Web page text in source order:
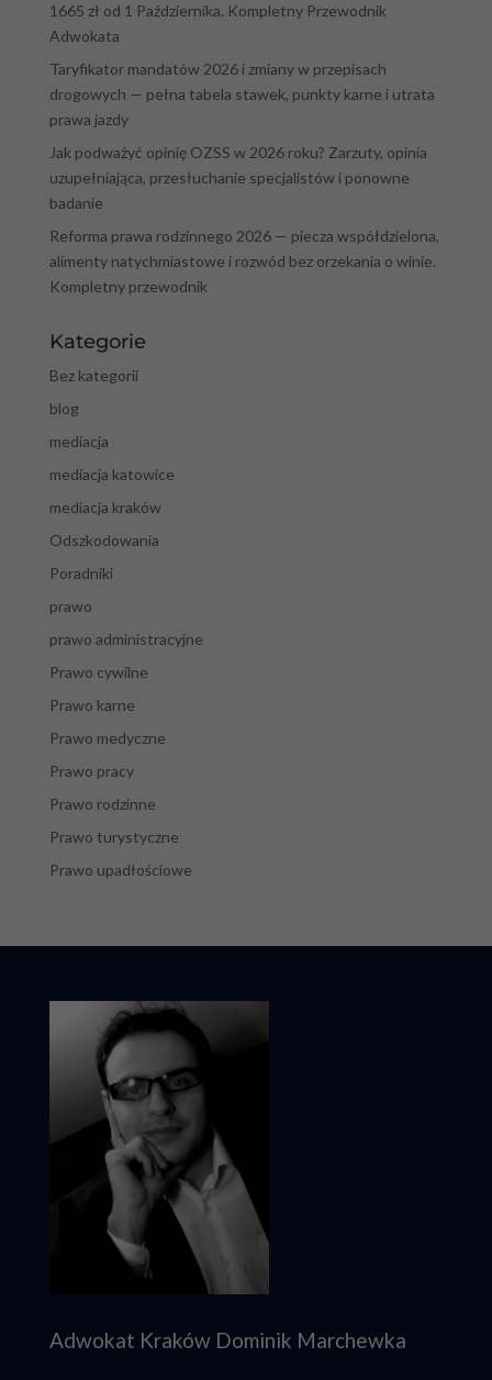
1665 zł od 1 Października. Kompletny Przewodnik
Adwokata
Taryfikator mandatów 2026 i zmiany w przepisach
drogowych — pełna tabela stawek, punkty karne i utrata
prawa jazdy
Jak podważyć opinię OZSS w 2026 roku? Zarzuty, opinia
uzupełniająca, przesłuchanie specjalistów i ponowne
badanie
Reforma prawa rodzinnego 2026 — piecza współdzielona,
alimenty natychmiastowe i rozwód bez orzekania o winie.
Kompletny przewodnik
Kategorie
Bez kategorii
blog
mediacja
mediacja katowice
mediacja kraków
Odszkodowania
Poradniki
prawo
prawo administracyjne
Prawo cywilne
Prawo karne
Prawo medyczne
Prawo pracy
Prawo rodzinne
Prawo turystyczne
Prawo upadłościowe
Adwokat Kraków Dominik Marchewka